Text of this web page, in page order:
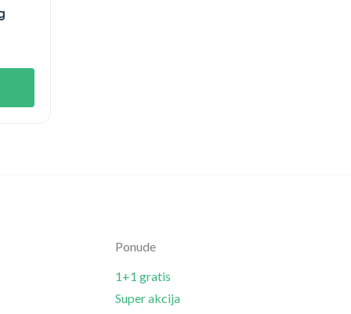
Ponude
1+1 gratis
Super akcija